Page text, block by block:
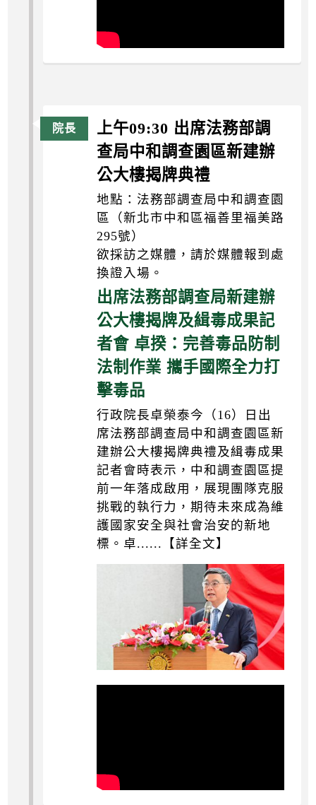
上午09:30 出席法務部調
查局中和調查園區新建辦
公大樓揭牌典禮
地點：法務部調查局中和調查園
區（新北市中和區福善里福美路
295號）
欲採訪之媒體，請於媒體報到處
換證入場。
出席法務部調查局新建辦
公大樓揭牌及緝毒成果記
者會 卓揆：完善毒品防制
法制作業 攜手國際全力打
擊毒品
行政院長卓榮泰今（16）日出
席法務部調查局中和調查園區新
建辦公大樓揭牌典禮及緝毒成果
記者會時表示，中和調查園區提
前一年落成啟用，展現團隊克服
挑戰的執行力，期待未來成為維
護國家安全與社會治安的新地
標。卓......【詳全文】